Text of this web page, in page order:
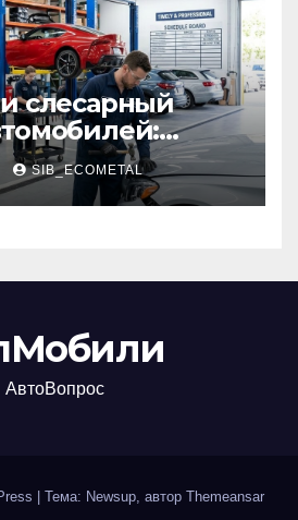
слесарный
производителя
работ
SIB_ECOMETAL
АвтоВопрос
Тема: Newsup, автор Themeansar